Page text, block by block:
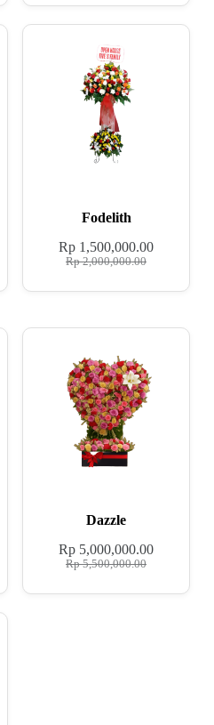
Fodelith
Rp2,000,000.00
Rp 1,500,000.00
Dazzle
Rp5,500,000.00
Rp 5,000,000.00